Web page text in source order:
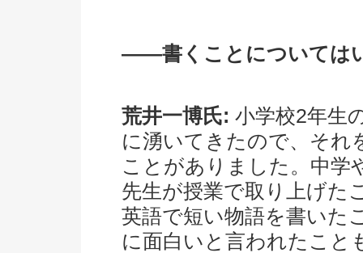
――書くことについては
荒井一博氏: 小学校2年生
に湧いてきたので、それ
ことがありました。中学
先生が授業で取り上げた
英語で短い物語を書いた
に面白いと言われたこと